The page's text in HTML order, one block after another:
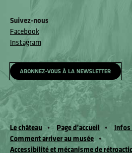
Suivez-nous
Facebook
Instagram
ABONNEZ-VOUS À LA NEWSLETTER
Le château Page d’accueil
Infos
Comment arriver au musée
Accessibilité et mécanisme de